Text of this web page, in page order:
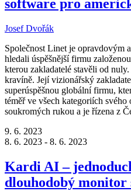
software pro
Josef Dvořák
Společnost Linet je opravdovým
hledali úspěšnější firmu
kterou zakladatelé stavěli od
kravíně. Její vizionářský
superúspěšnou globální firmu,
téměř ve všech kategoriích
soukromých rukou a je řízena z
9. 6. 2023
8. 6. 2023 - 8. 6. 2023
Kardi AI –
dlouhodobý monitor